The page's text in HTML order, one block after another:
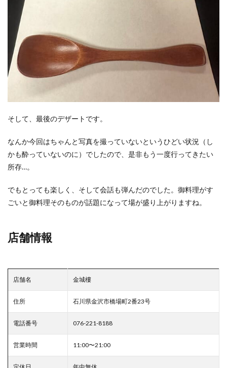
そして、最後のデザートです。
なんか今回はちゃんと写真を撮っていないというひどい状況（し
かも酔っていないのに）でしたので、是非もう一度行ってきたい
所存…。
でもとっても楽しく、そして会話も弾んだのでした。御料理がす
ごいと御料理そのものが話題になって場が盛り上がりますね。
店舗情報
店舗名 金城樓
住所 石川県金沢市橋場町2番23号
電話番号 076-221-8188
営業時間 11:00〜21:00